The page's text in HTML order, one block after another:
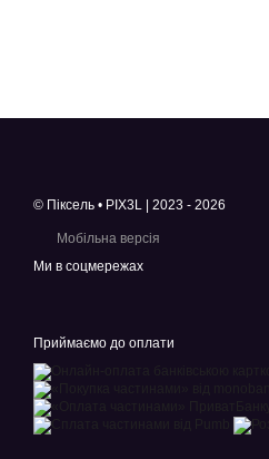
© Піксель • PIX3L | 2023 - 2026
Мобільна версія
Ми в соцмережах
Приймаємо до оплати